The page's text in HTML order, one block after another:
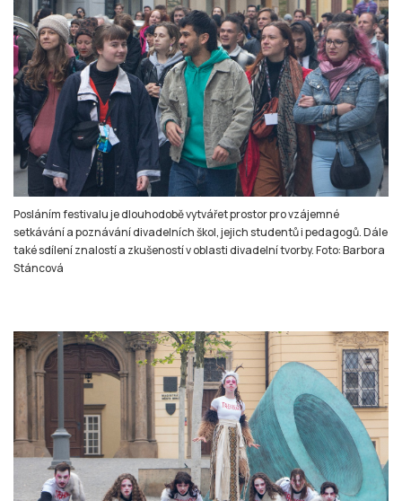
Posláním festivalu je dlouhodobě vytvářet prostor pro vzájemné
setkávání a poznávání divadelních škol, jejich studentů i pedagogů. Dále
také sdílení znalostí a zkušeností v oblasti divadelní tvorby. Foto: Barbora
Stáncová